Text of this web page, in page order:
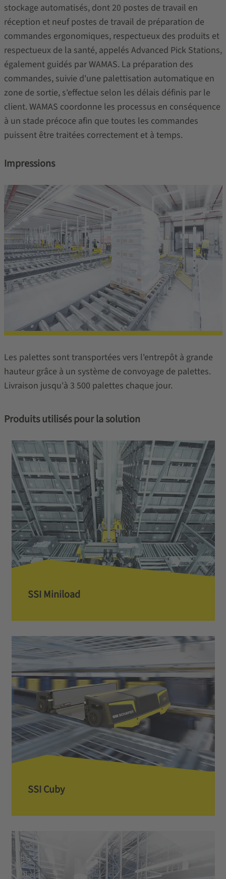
stockage automatisés, dont 20 postes de travail en
réception et neuf postes de travail de préparation de
commandes ergonomiques, respectueux des produits et
respectueux de la santé, appelés Advanced Pick Stations,
également guidés par WAMAS. La préparation des
commandes, suivie d'une palettisation automatique en
zone de sortie, s'effectue selon les délais définis par le
client. WAMAS coordonne les processus en conséquence
à un stade précoce afin que toutes les commandes
puissent être traitées correctement et à temps.
Impressions
Les palettes sont transportées vers l'entrepôt à grande
hauteur grâce à un système de convoyage de palettes.
Livraison jusqu'à 3 500 palettes chaque jour.
Produits utilisés pour la solution
SSI Miniload
SSI Cuby